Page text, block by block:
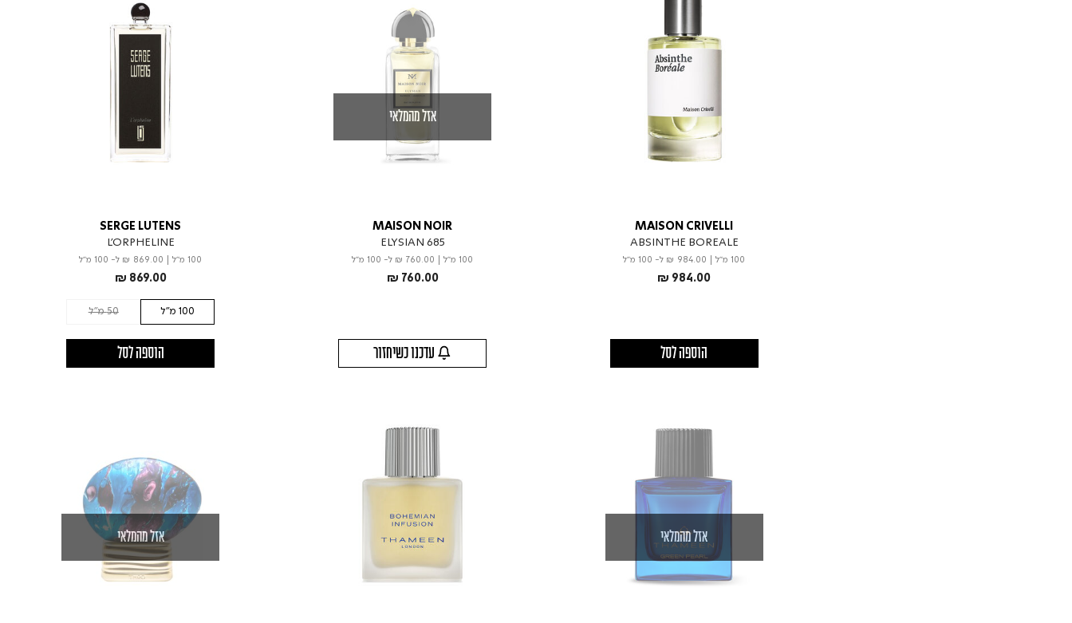
MAISON CRIVELLI
ABSINTHE BOREALE
100 מ"ל ₪ 984.00 ל- 100 מ"ל
₪ 984.00
הוספה לסל
אזל מהמלאי
MAISON NOIR
ELYSIAN 685
100 מ"ל ₪ 760.00 ל- 100 מ"ל
₪ 760.00
SERGE LUTENS
L'ORPHELINE
100 מ"ל ₪ 869.00 ל- 100 מ"ל
₪ 869.00
100 מ"ל 50 מ"ל
הוספה לסל
אזל מהמלאי אזל מהמלאי